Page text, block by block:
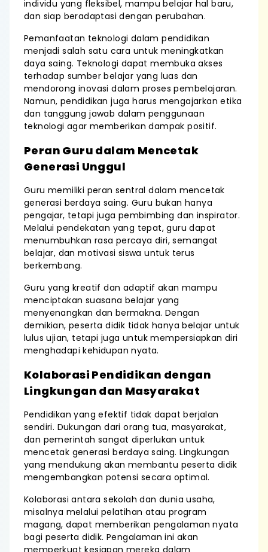
individu yang fleksibel, mampu belajar hal baru,
dan siap beradaptasi dengan perubahan.
Pemanfaatan teknologi dalam pendidikan
menjadi salah satu cara untuk meningkatkan
daya saing. Teknologi dapat membuka akses
terhadap sumber belajar yang luas dan
mendorong inovasi dalam proses pembelajaran.
Namun, pendidikan juga harus mengajarkan etika
dan tanggung jawab dalam penggunaan
teknologi agar memberikan dampak positif.
Peran Guru dalam Mencetak
Generasi Unggul
Guru memiliki peran sentral dalam mencetak
generasi berdaya saing. Guru bukan hanya
pengajar, tetapi juga pembimbing dan inspirator.
Melalui pendekatan yang tepat, guru dapat
menumbuhkan rasa percaya diri, semangat
belajar, dan motivasi siswa untuk terus
berkembang.
Guru yang kreatif dan adaptif akan mampu
menciptakan suasana belajar yang
menyenangkan dan bermakna. Dengan
demikian, peserta didik tidak hanya belajar untuk
lulus ujian, tetapi juga untuk mempersiapkan diri
menghadapi kehidupan nyata.
Kolaborasi Pendidikan dengan
Lingkungan dan Masyarakat
Pendidikan yang efektif tidak dapat berjalan
sendiri. Dukungan dari orang tua, masyarakat,
dan pemerintah sangat diperlukan untuk
mencetak generasi berdaya saing. Lingkungan
yang mendukung akan membantu peserta didik
mengembangkan potensi secara optimal.
Kolaborasi antara sekolah dan dunia usaha,
misalnya melalui pelatihan atau program
magang, dapat memberikan pengalaman nyata
bagi peserta didik. Pengalaman ini akan
memperkuat kesiapan mereka dalam